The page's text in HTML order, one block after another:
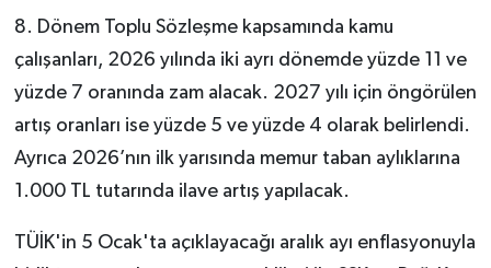
8. Dönem Toplu Sözleşme kapsamında kamu
çalışanları, 2026 yılında iki ayrı dönemde yüzde 11 ve
yüzde 7 oranında zam alacak. 2027 yılı için öngörülen
artış oranları ise yüzde 5 ve yüzde 4 olarak belirlendi.
Ayrıca 2026’nın ilk yarısında memur taban aylıklarına
1.000 TL tutarında ilave artış yapılacak.
TÜİK'in 5 Ocak'ta açıklayacağı aralık ayı enflasyonuyla